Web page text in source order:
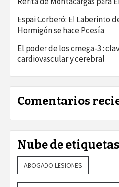
Espai Corberó: El Laberinto
Hormigón se hace Poesía
El poder de los omega-3 :
cardiovascular y cerebral
Comentarios
Nube de etiquetas
ABOGADO LESIONES